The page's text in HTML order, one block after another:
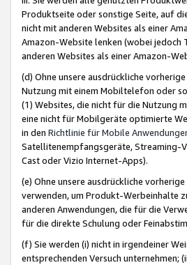
Produktseite oder sonstige Seite, auf
nicht mit anderen Websites als einer
Amazon-Website lenken (wobei jedoch
anderen Websites als einer Amazon-
(d) Ohne unsere ausdrückliche
Nutzung mit einem Mobiltelefon oder
(1) Websites, die nicht für die Nutzung
eine nicht für Mobilgeräte optimierte
in den Richtlinie für Mobile
Satellitenempfangsgeräte, Streaming-
Cast oder Vizio Internet-Apps).
(e) Ohne unsere ausdrückliche
verwenden, um Produkt-Werbeinhalte
anderen Anwendungen, die für die
für die direkte Schulung oder
(f) Sie werden (i) nicht in irgendeiner
entsprechenden Versuch